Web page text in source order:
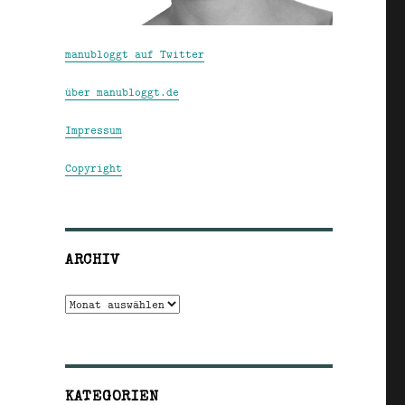
manubloggt auf Twitter
über manubloggt.de
Impressum
Copyright
ARCHIV
Archiv
KATEGORIEN